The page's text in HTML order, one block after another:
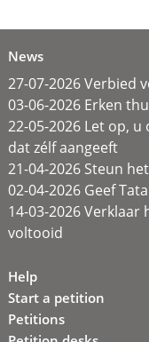
News
27-07-2026 Verbied
03-06-2026 Erken
22-05-2026 Let op,
dat zélf aangeeft
21-04-2026 Steun
02-04-2026 Geef
14-03-2026
voltooid
Help
Start a petition
Petitions